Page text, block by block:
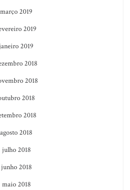
março 2019
2019
2019
2018
2018
2018
2018
agosto 2018
julho 2018
junho 2018
maio 2018